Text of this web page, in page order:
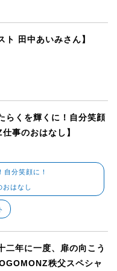
田中あいみさん】
らくを輝くに！自分笑顔
事のおはなし】
自分笑顔に！
はなし
年に一度、扉の向こう
秩父スペシャ